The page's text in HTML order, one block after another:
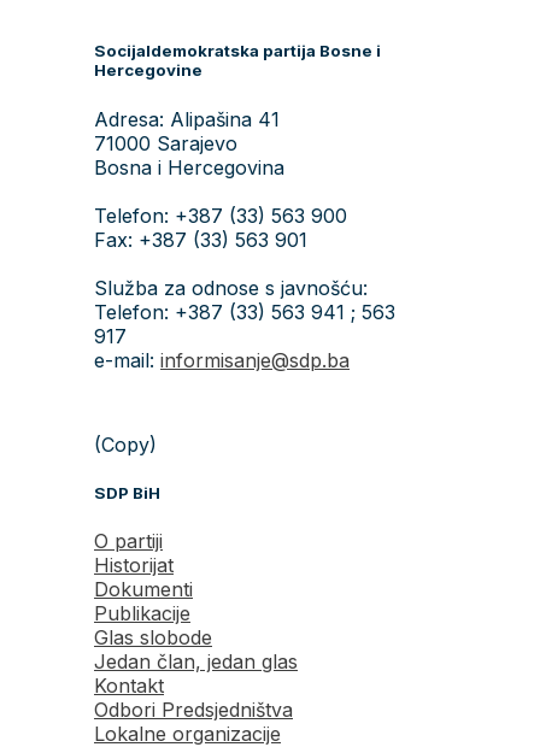
Socijaldemokratska partija Bosne i
Hercegovine
Adresa: Alipašina 41
71000 Sarajevo
Bosna i Hercegovina
Telefon: +387 (33) 563 900
Fax: +387 (33) 563 901
Služba za odnose s javnošću:
Telefon: +387 (33) 563 941 ; 563
917
e-mail: informisanje@sdp.ba
(Copy)
SDP BiH
O partiji
Historijat
Dokumenti
Publikacije
Glas slobode
Jedan član, jedan glas
Kontakt
Odbori Predsjedništva
Lokalne organizacije